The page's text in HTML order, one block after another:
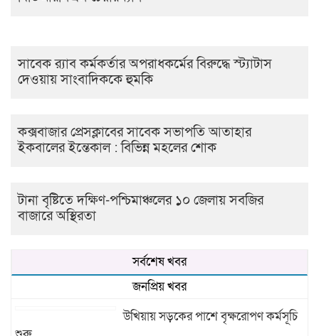
সাবেক র‍্যাব কর্মকর্তার অপরাধকর্মের বিরুদ্ধে স্ট্যাটাস
দেওয়ায় সাংবাদিককে হুমকি
কক্সবাজার প্রেসক্লাবের সাবেক সভাপতি আতাহার
ইকবালের ইন্তেকাল : বিভিন্ন মহলের শোক
টানা বৃষ্টিতে দক্ষিণ-পশ্চিমাঞ্চলের ১০ জেলায় সবজির
বাজারে অস্থিরতা
সর্বশেষ খবর
জনপ্রিয় খবর
উখিয়ায় সড়কের পাশে বৃক্ষরোপণ কর্মসূচি